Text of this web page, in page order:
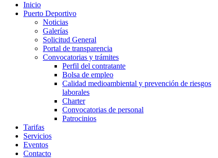
Inicio
Puerto Deportivo
Noticias
Galerías
Solicitud General
Portal de transparencia
Convocatorias y trámites
Perfil del contratante
Bolsa de empleo
Calidad medioambiental y prevención de riesgos
laborales
Charter
Convocatorias de personal
Patrocinios
Tarifas
Servicios
Eventos
Contacto